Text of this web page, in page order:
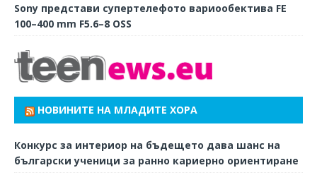
Sony представи супертелефото вариообектива FE
100–400 mm F5.6–8 OSS
НОВИНИТЕ НА МЛАДИТЕ ХОРА
Конкурс за интериор на бъдещето дава шанс на
български ученици за ранно кариерно ориентиране